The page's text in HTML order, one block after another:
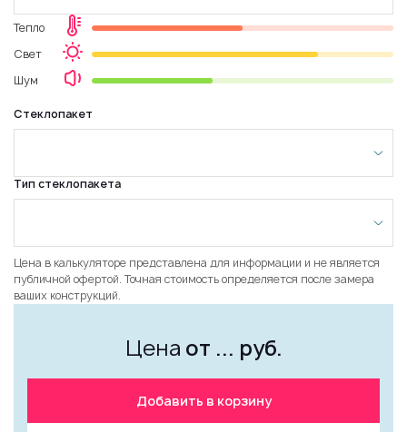
Тепло
Свет
Шум
Стеклопакет
Тип стеклопакета
Цена в калькуляторе представлена для информации и не является
публичной офертой. Точная стоимость определяется после замера
ваших конструкций.
Цена от ... руб.
Добавить в корзину